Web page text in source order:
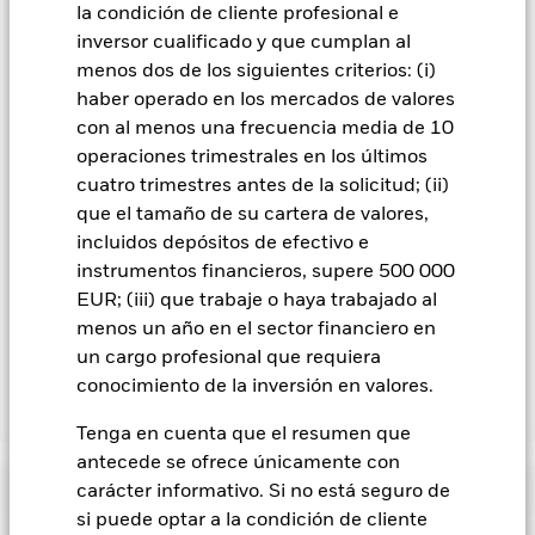
la condición de cliente profesional e
inversor cualificado y que cumplan al
menos dos de los siguientes criterios: (i)
haber operado en los mercados de valores
con al menos una frecuencia media de 10
operaciones trimestrales en los últimos
cuatro trimestres antes de la solicitud; (ii)
que el tamaño de su cartera de valores,
incluidos depósitos de efectivo e
instrumentos financieros, supere 500 000
EUR; (iii) que trabaje o haya trabajado al
menos un año en el sector financiero en
un cargo profesional que requiera
conocimiento de la inversión en valores.
Tenga en cuenta que el resumen que
antecede se ofrece únicamente con
carácter informativo. Si no está seguro de
si puede optar a la condición de cliente
listado de todas las clases de acciones del fondo: las clases de
acciones con cobertura de divisas se identifican mediante la
palabra «Hedged» en su nombre. Además, el listado
completo de todas las clases de acciones con cobertura de
divisas está disponible mediante solicitud a la sociedad
gestora del fondo.
En la medida en que el Fondo opere en préstamos de valores
para reducir los gastos, el propio Fondo percibirá el 62,5% de
los ingresos asociadas que se generen, y el 37,5% restante se
recibirá por BlackRock en calidad de agente de préstamo de
de valores no incrementa los costes de funcionamiento del
Fondo, esto ha quedado excluido de los gastos corrientes.
BGF ESG Emerging Markets Blended Bond Fund
Rentabilidad